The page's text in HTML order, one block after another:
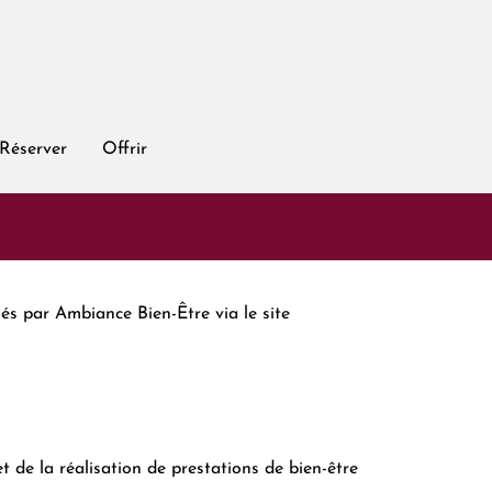
Offrir
par Ambiance Bien-Être via le site
de la réalisation de prestations de bien-être